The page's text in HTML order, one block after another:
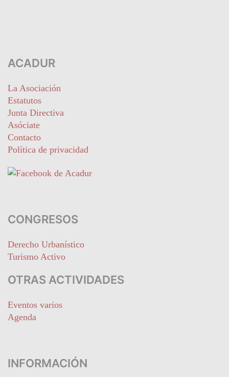
ACADUR
La Asociación
Estatutos
Junta Directiva
Asóciate
Contacto
Política de privacidad
CONGRESOS
Derecho Urbanístico
Turismo Activo
OTRAS ACTIVIDADES
Eventos varios
Agenda
INFORMACIÓN